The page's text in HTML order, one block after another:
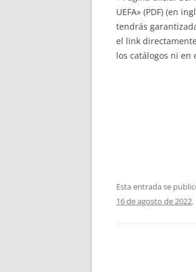
UEFA» (PDF) (en
tendrás
el link
los catálogos ni en
Esta entrada se
16 de agosto de 2022.